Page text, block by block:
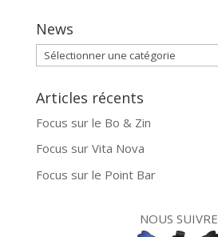
News
News
Articles récents
Focus sur le Bo & Zin
Focus sur Vita Nova
Focus sur le Point Bar
NOUS SUIVRE